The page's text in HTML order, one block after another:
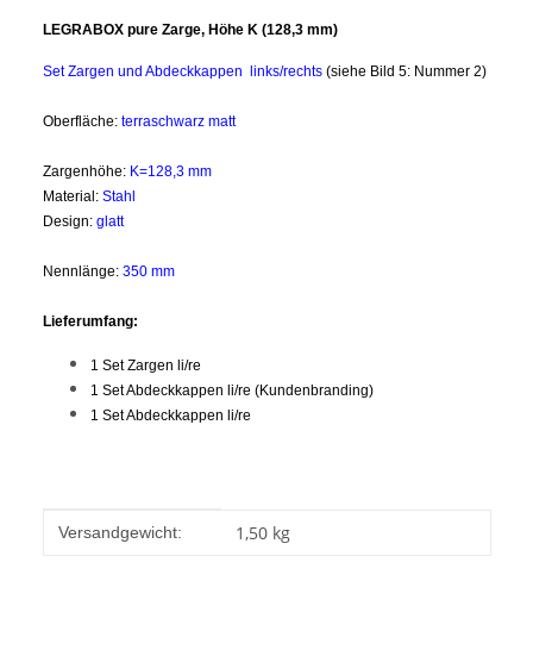
LEGRABOX pure Zarge, Höhe K (128,3 mm)
Set Zargen und Abdeckkappen links/rechts (siehe Bild 5: Nummer 2)
Oberfläche: terraschwarz matt
Zargenhöhe: K=128,3 mm
Material: Stahl
Design: glatt
Nennlänge: 350 mm
Lieferumfang:
1 Set Zargen li/re
1 Set Abdeckkappen li/re (Kundenbranding)
1 Set Abdeckkappen li/re
Produkteigenschaft
Wert
Versandgewicht: 1,50 kg